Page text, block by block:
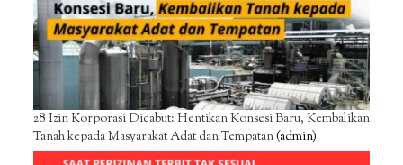
28 Izin Korporasi Dicabut: Hentikan Konsesi Baru, Kembalikan
Tanah kepada Masyarakat Adat dan Tempatan(admin)